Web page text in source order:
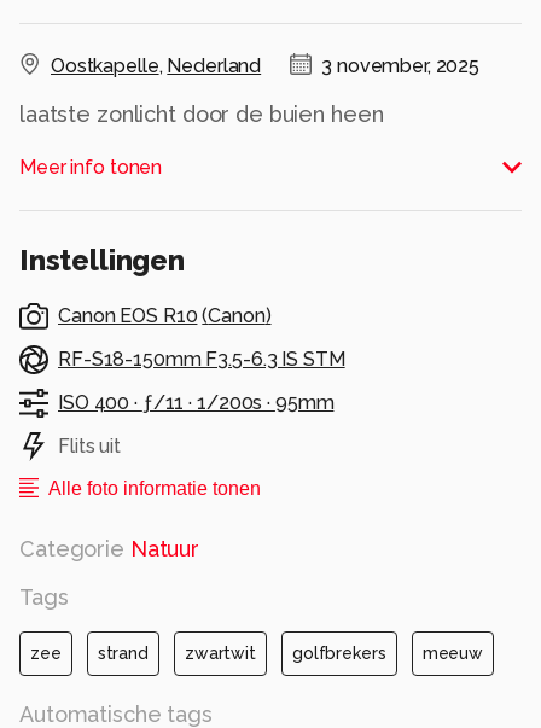
Oostkapelle, Nederland 3 november, 2025
laatste zonlicht door de buien heen
Alle rechten voorbehouden
Meer info tonen
Instellingen
Canon EOS R10 (Canon)
RF-S18-150mm F3.5-6.3 IS STM
ISO 400 · ƒ/11 · 1/200s · 95mm
Flits uit
Alle foto informatie tonen
Categorie Natuur
Tags
zee strand zwartwit golfbrekers meeuw
Automatische tags